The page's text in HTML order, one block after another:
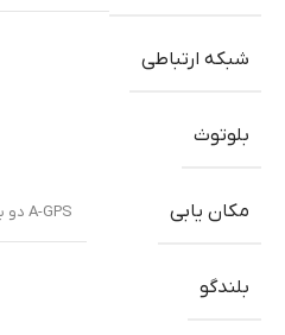
شبکه ارتباطی
بلوتوث
مکان یابی A-GPS دو بانده, BDS, GALILEO, GLONASS
بلندگو